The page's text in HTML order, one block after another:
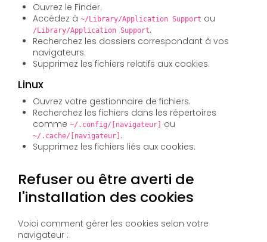
Ouvrez le Finder.
Accédez à~/Library/Application Support ou
/Library/Application Support.
Recherchez les dossiers correspondant à vos
navigateurs.
Supprimez les fichiers relatifs aux cookies.
Linux
Ouvrez votre gestionnaire de fichiers.
Recherchez les fichiers dans les répertoires
comme~/.config/[navigateur] ou
~/.cache/[navigateur] .
Supprimez les fichiers liés aux cookies.
Refuser ou être averti de
l'installation des cookies
Voici comment gérer les cookies selon votre
navigateur :